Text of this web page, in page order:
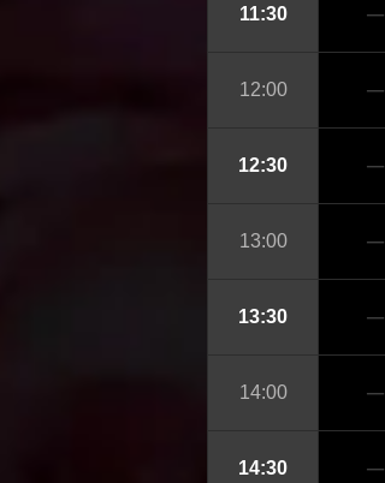
11:30 ─
12:00 ─
12:30 ─
13:00 ─
13:30 ─
14:00 ─
14:30 ─